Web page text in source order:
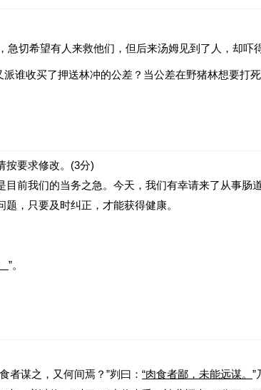
急切希望有人来救他们，但后来汤姆见到了人，却吓
谁收买了押送林冲的公差？当公差在野猪林想要打
按要求修改。(3分)
前我们的当务之急。今天，我们有幸请来了从事
，只要及时纠正，才能获得健康。
”。
者谋之，又何间焉？”刿曰： “肉食者鄙，未能远谋。 ”